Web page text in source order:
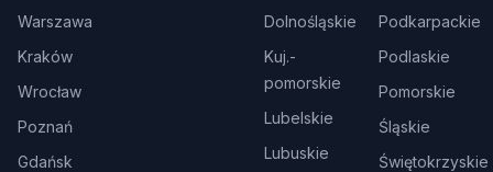
Warszawa
Kraków
Wrocław
Poznań
Gdańsk
Dolnośląskie
Kuj.-
pomorskie
Lubelskie
Lubuskie
Podkarpackie
Podlaskie
Pomorskie
Śląskie
Świętokrzyskie